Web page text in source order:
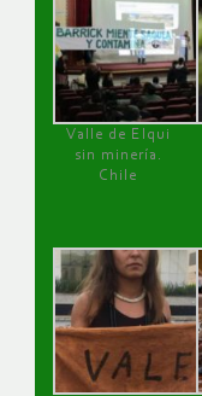
Valle de Elqui
sin minería.
Chile